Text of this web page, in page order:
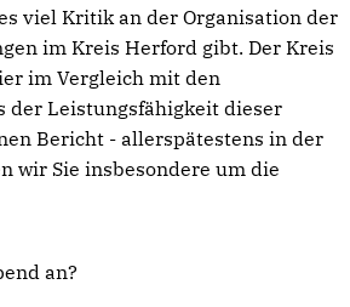
viel Kritik an der Organisation der
im Kreis Herford gibt. Der Kreis
im Vergleich mit den
der Leistungsfähigkeit dieser
Bericht - allerspätestens in der
wir Sie insbesondere um die
an?